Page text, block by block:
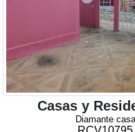
Casas y
Diamante casa